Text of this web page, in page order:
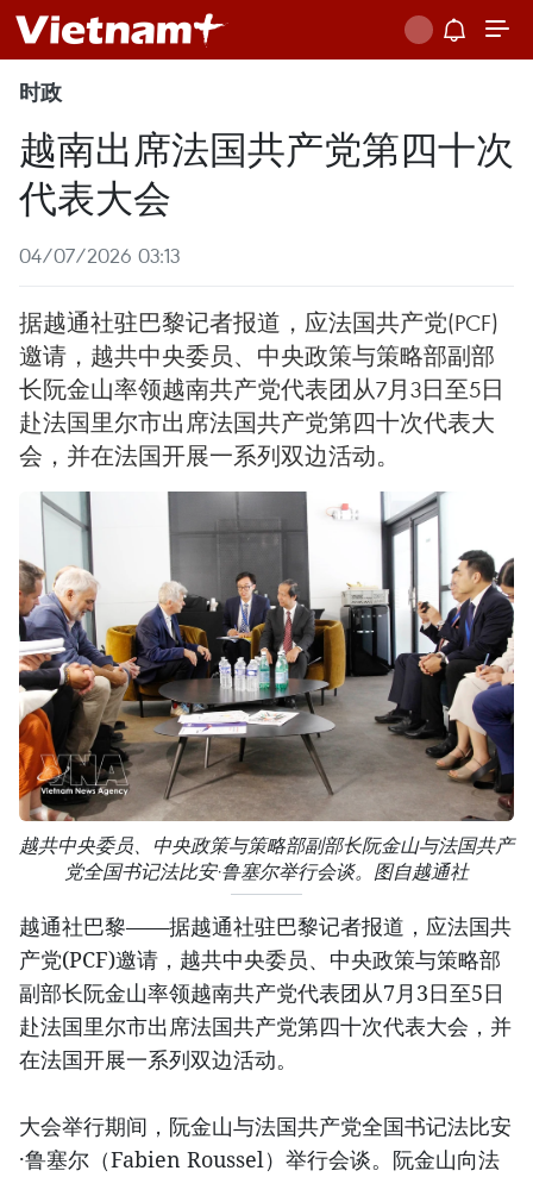
时政
越南出席法国共产党第四十次
代表大会
04/07/2026 03:13
据越通社驻巴黎记者报道，应法国共产党(PCF)
邀请，越共中央委员、中央政策与策略部副部
长阮金山率领越南共产党代表团从7月3日至5日
赴法国里尔市出席法国共产党第四十次代表大
会，并在法国开展一系列双边活动。
越共中央委员、中央政策与策略部副部长阮金山与法国共产
党全国书记法比安·鲁塞尔举行会谈。图自越通社
越通社巴黎——据越通社驻巴黎记者报道，应法国共
产党(PCF)邀请，越共中央委员、中央政策与策略部
副部长阮金山率领越南共产党代表团从7月3日至5日
赴法国里尔市出席法国共产党第四十次代表大会，并
在法国开展一系列双边活动。
大会举行期间，阮金山与法国共产党全国书记法比安
·鲁塞尔（Fabien Roussel）举行会谈。阮金山向法